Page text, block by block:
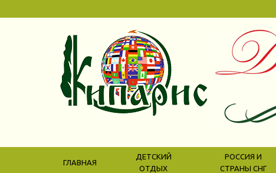
ГЛАВНАЯ
ДЕТСКИЙ
ОТДЫХ
РОССИЯ И
СТРАНЫ СНГ